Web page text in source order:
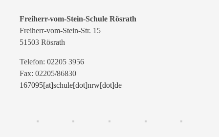
Freiherr-vom-Stein-Schule Rösrath
Freiherr-vom-Stein-Str. 15
51503 Rösrath
Telefon: 02205 3956
Fax: 02205/86830
167095[at]schule[dot]nrw[dot]de